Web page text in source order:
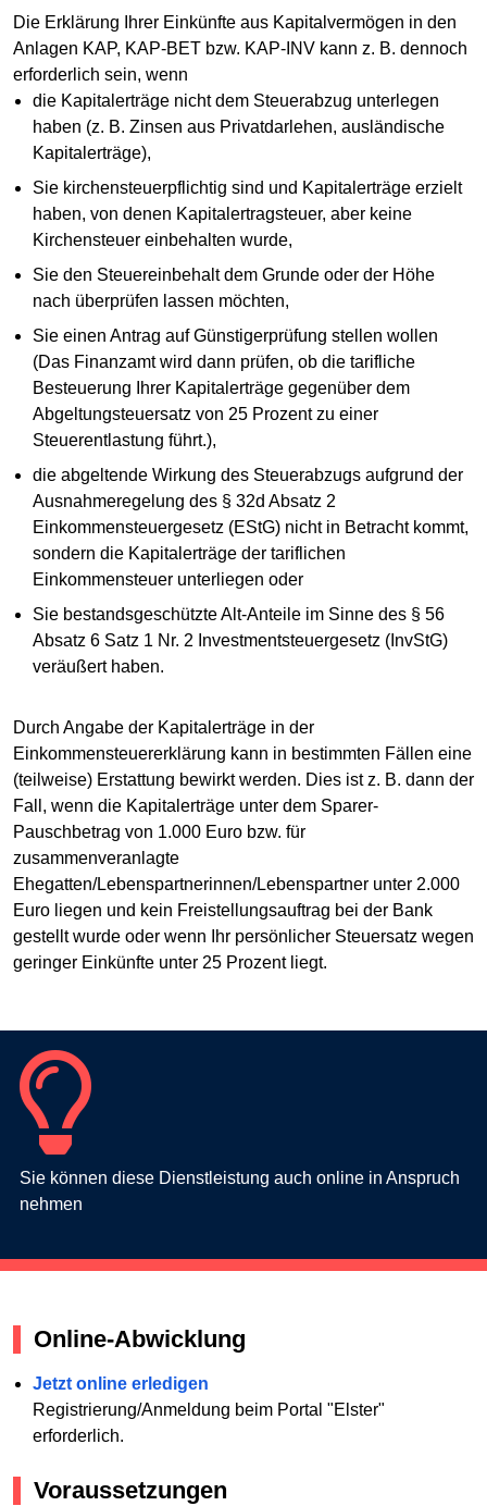
Die Erklärung Ihrer Einkünfte aus Kapitalvermögen in den
Anlagen KAP, KAP-BET bzw. KAP-INV kann z. B. dennoch
erforderlich sein, wenn
die Kapitalerträge nicht dem Steuerabzug unterlegen
haben (z. B. Zinsen aus Privatdarlehen, ausländische
Kapitalerträge),
Sie kirchensteuerpflichtig sind und Kapitalerträge erzielt
haben, von denen Kapitalertragsteuer, aber keine
Kirchensteuer einbehalten wurde,
Sie den Steuereinbehalt dem Grunde oder der Höhe
nach überprüfen lassen möchten,
Sie einen Antrag auf Günstigerprüfung stellen wollen
(Das Finanzamt wird dann prüfen, ob die tarifliche
Besteuerung Ihrer Kapitalerträge gegenüber dem
Abgeltungsteuersatz von 25 Prozent zu einer
Steuerentlastung führt.),
die abgeltende Wirkung des Steuerabzugs aufgrund der
Ausnahmeregelung des § 32d Absatz 2
Einkommensteuergesetz (EStG) nicht in Betracht kommt,
sondern die Kapitalerträge der tariflichen
Einkommensteuer unterliegen oder
Sie bestandsgeschützte Alt-Anteile im Sinne des § 56
Absatz 6 Satz 1 Nr. 2 Investmentsteuergesetz (InvStG)
veräußert haben.
Durch Angabe der Kapitalerträge in der
Einkommensteuererklärung kann in bestimmten Fällen eine
(teilweise) Erstattung bewirkt werden. Dies ist z. B. dann der
Fall, wenn die Kapitalerträge unter dem Sparer-
Pauschbetrag von 1.000 Euro bzw. für
zusammenveranlagte
Ehegatten/Lebenspartnerinnen/Lebenspartner unter 2.000
Euro liegen und kein Freistellungsauftrag bei der Bank
gestellt wurde oder wenn Ihr persönlicher Steuersatz wegen
geringer Einkünfte unter 25 Prozent liegt.
Sie können diese Dienstleistung auch online in Anspruch
nehmen
Online-Abwicklung
Jetzt online erledigen
Registrierung/Anmeldung beim Portal "Elster"
erforderlich.
Voraussetzungen